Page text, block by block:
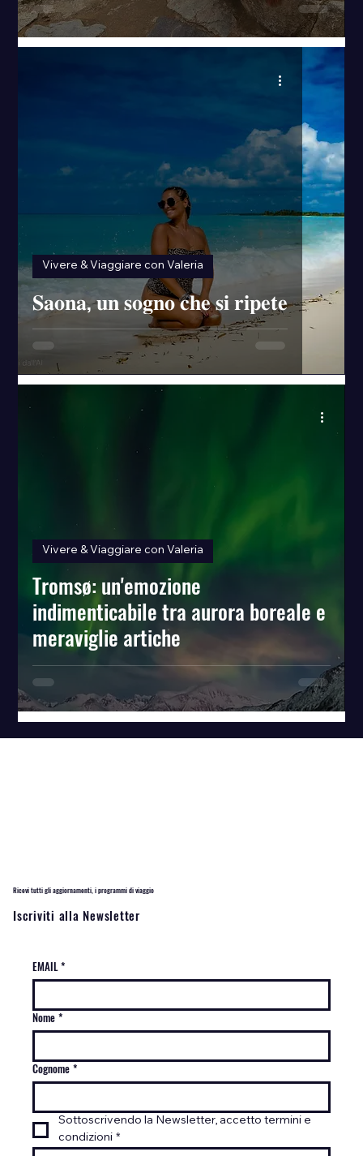
𝐒𝐚𝐨𝐧𝐚, 𝐮𝐧 𝐬𝐨𝐠𝐧𝐨 𝐜𝐡𝐞 𝐬𝐢 𝐫𝐢𝐩𝐞𝐭𝐞
Vivere & Viaggiare con Valeria
Tromsø: un'emozione
indimenticabile tra aurora boreale e
meraviglie artiche
Vivere & Viaggiare con Valeria
Ricevi tutti gli aggiornamenti, i programmi di viaggio
Iscriviti alla Newsletter
EMAIL *
Nome *
Cognome *
Sottoscrivendo la Newsletter, accetto termini e
condizioni *